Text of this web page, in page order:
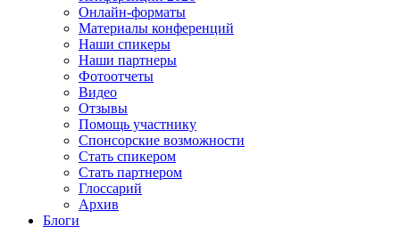
Онлайн-форматы
Материалы конференций
Наши спикеры
Наши партнеры
Фотоотчеты
Видео
Отзывы
Помощь участнику
Спонсорские возможности
Стать спикером
Стать партнером
Глоссарий
Архив
Блоги